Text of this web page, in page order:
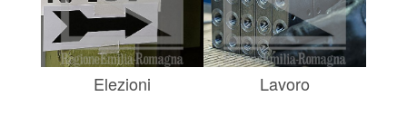
Elezioni Lavoro